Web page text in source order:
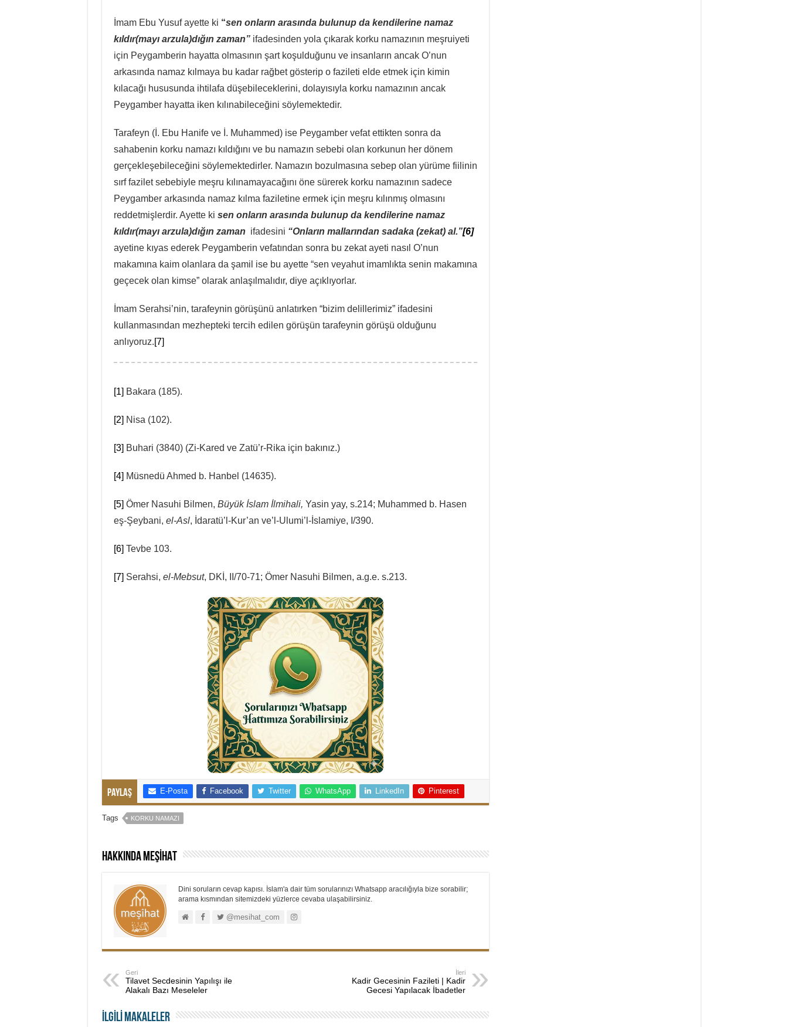
İmam Ebu Yusuf ayette ki “sen onların arasında bulunup da kendilerine namaz
kıldır(mayı arzula)dığın zaman” ifadesinden yola çıkarak korku namazının meşruiyeti
için Peygamberin hayatta olmasının şart koşulduğunu ve insanların ancak O’nun
arkasında namaz kılmaya bu kadar rağbet gösterip o fazileti elde etmek için kimin
kılacağı hususunda ihtilafa düşebileceklerini, dolayısıyla korku namazının ancak
Peygamber hayatta iken kılınabileceğini söylemektedir.
Tarafeyn (İ. Ebu Hanife ve İ. Muhammed) ise Peygamber vefat ettikten sonra da
sahabenin korku namazı kıldığını ve bu namazın sebebi olan korkunun her dönem
gerçekleşebileceğini söylemektedirler. Namazın bozulmasına sebep olan yürüme fiilinin
sırf fazilet sebebiyle meşru kılınamayacağını öne sürerek korku namazının sadece
Peygamber arkasında namaz kılma faziletine ermek için meşru kılınmış olmasını
reddetmişlerdir. Ayette ki sen onların arasında bulunup da kendilerine namaz
kıldır(mayı arzula)dığın zaman ifadesini “Onların mallarından sadaka (zekat) al.”[6]
ayetine kıyas ederek Peygamberin vefatından sonra bu zekat ayeti nasıl O’nun
makamına kaim olanlara da şamil ise bu ayette “sen veyahut imamlıkta senin makamına
geçecek olan kimse” olarak anlaşılmalıdır, diye açıklıyorlar.
İmam Serahsi’nin, tarafeynin görüşünü anlatırken “bizim delillerimiz” ifadesini
kullanmasından mezhepteki tercih edilen görüşün tarafeynin görüşü olduğunu
anlıyoruz.[7]
[1] Bakara (185).
[2] Nisa (102).
[3] Buhari (3840) (Zi-Kared ve Zatü’r-Rika için bakınız.)
[4] Müsnedü Ahmed b. Hanbel (14635).
[5] Ömer Nasuhi Bilmen, Büyük İslam İlmihali, Yasin yay, s.214; Muhammed b. Hasen
eş-Şeybani, el-Asl, İdaratü’l-Kur’an ve’l-Ulumi’l-İslamiye, I/390.
[6] Tevbe 103.
[7] Serahsi, el-Mebsut, DKİ, II/70-71; Ömer Nasuhi Bilmen, a.g.e. s.213.
Paylaş E-Posta Facebook Twitter WhatsApp LinkedIn Pinterest
Tags KORKU NAMAZI
Hakkında MEŞİHAT
Dini soruların cevap kapısı. İslam'a dair tüm sorularınızı Whatsapp aracılığıyla bize sorabilir;
arama kısmından sitemizdeki yüzlerce cevaba ulaşabilirsiniz.
@mesihat_com
Geri
Tilavet Secdesinin Yapılışı ile
Alakalı Bazı Meseleler
İleri
Kadir Gecesinin Fazileti | Kadir
Gecesi Yapılacak İbadetler
İLGİLİ MAKALELER